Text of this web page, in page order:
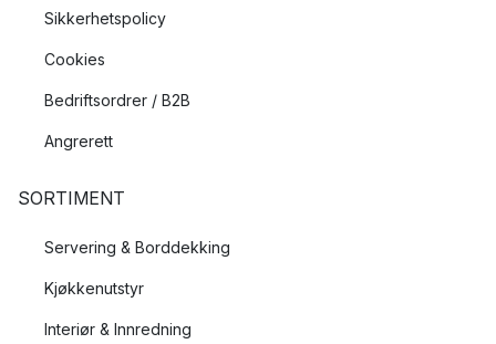
Sikkerhetspolicy
Cookies
Bedriftsordrer / B2B
Angrerett
SORTIMENT
Servering & Borddekking
Kjøkkenutstyr
Interiør & Innredning